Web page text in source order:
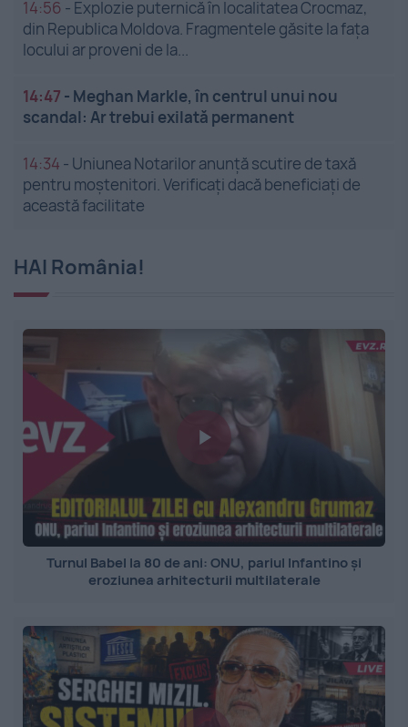
14:56 - Explozie puternică în localitatea Crocmaz,
din Republica Moldova. Fragmentele găsite la fața
locului ar proveni de la...
14:47 - Meghan Markle, în centrul unui nou
scandal: Ar trebui exilată permanent
14:34 - Uniunea Notarilor anunță scutire de taxă
pentru moștenitori. Verificați dacă beneficiați de
această facilitate
HAI România!
Turnul Babel la 80 de ani: ONU, pariul Infantino și
eroziunea arhitecturii multilaterale